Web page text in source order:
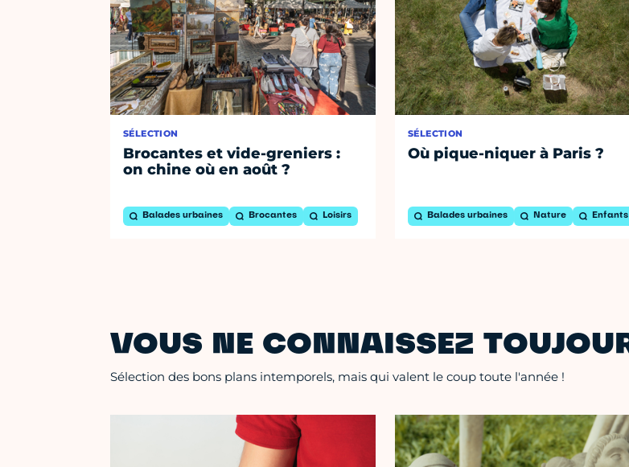
SÉLECTION
Brocantes et vide-greniers :
on chine où en août ?
Balades urbaines Brocantes Loisirs
SÉLECTION
Où pique-niquer à Paris ?
Balades urbaines Nature Enfants
VOUS NE CONNAISSEZ
Sélection des bons plans intemporels, mais qui valent le coup toute l'année !